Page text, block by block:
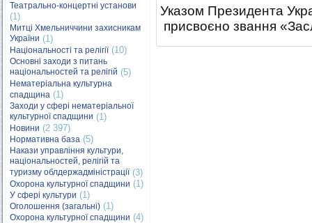
Театрально-концертні установи
(1)
Митці Хмельниччини захисникам
України (1)
Національності та релігії(10)
Основні заходи з питань
національностей та релігій (5)
Нематеріальна культурна
спадщина (1)
Заходи у сфері нематеріальної
культурної спадщини (1)
Новини (2 397)
Нормативна база (5)
Накази управління культури,
національностей, релігій та
туризму облдержадміністрації(3)
Охорона культурної спадщини (1)
У сфері культури (1)
Оголошення (загальні) (1)
Охорона культурної спадщини (4)
Указом Президента
присвоєно звання